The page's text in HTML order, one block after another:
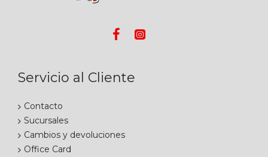
Servicio al Cliente
Contacto
Sucursales
Cambios y devoluciones
Office Card